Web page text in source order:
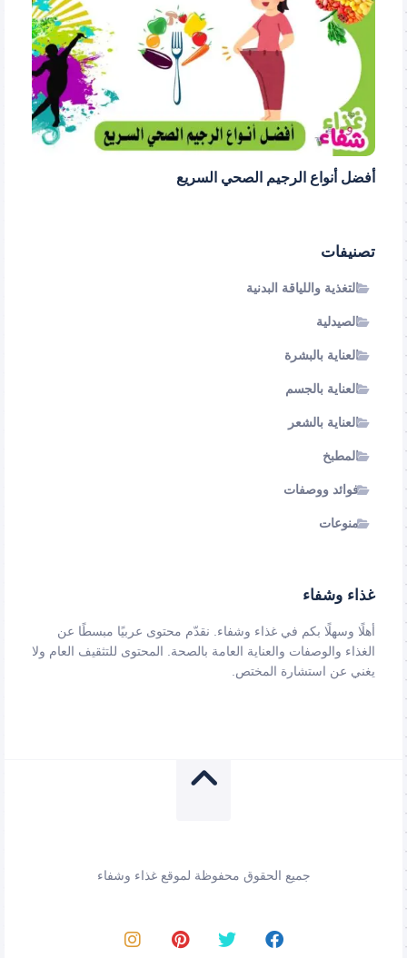
أفضل أنواع الرجيم الصحي السريع
تصنيفات
التغذية واللياقة البدنية
الصيدلية
العناية بالبشرة
العناية بالجسم
العناية بالشعر
المطبخ
فوائد ووصفات
منوعات
غذاء وشفاء
أهلًا وسهلًا بكم في غذاء وشفاء. نقدّم محتوى عربيًا مبسطًا عن
الغذاء والوصفات والعناية العامة بالصحة. المحتوى للتثقيف العام ولا
يغني عن استشارة المختص.
جميع الحقوق محفوظة لموقع غذاء وشفاء